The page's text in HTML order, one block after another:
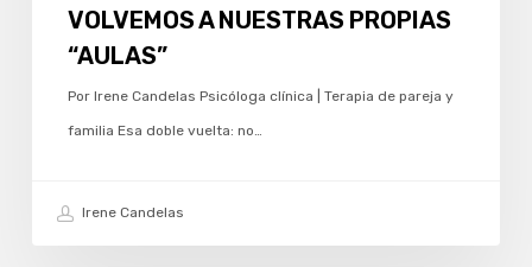
VOLVEMOS A NUESTRAS PROPIAS
“AULAS”
Por Irene Candelas Psicóloga clínica | Terapia de pareja y
familia Esa doble vuelta: no…
Irene Candelas